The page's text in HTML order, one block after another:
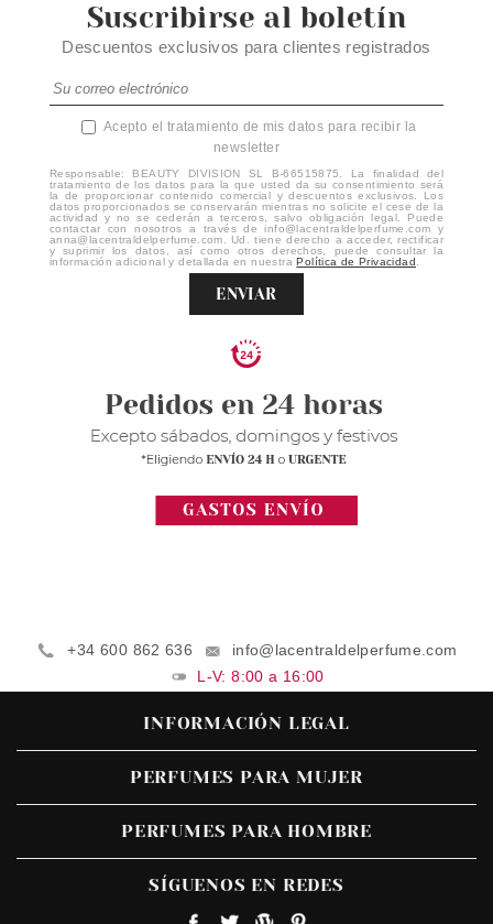
Suscribirse al boletín
Descuentos exclusivos para clientes registrados
Acepto el tratamiento de mis datos para recibir la
newsletter
Responsable: BEAUTY DIVISION SL B-66515875. La finalidad del
tratamiento de los datos para la que usted da su consentimiento será
la de proporcionar contenido comercial y descuentos exclusivos. Los
datos proporcionados se conservarán mientras no solicite el cese de la
actividad y no se cederán a terceros, salvo obligación legal. Puede
contactar con nosotros a través de info@lacentraldelperfume.com y
anna@lacentraldelperfume.com. Ud. tiene derecho a acceder, rectificar
y suprimir los datos, así como otros derechos, puede consultar la
información adicional y detallada en nuestraPolítica de Privacidad
ENVIAR
+34 600 862 636
info@lacentraldelperfume.com
L-V: 8:00 a 16:00
INFORMACIÓN LEGAL
PERFUMES PARA MUJER
PERFUMES PARA HOMBRE
SÍGUENOS EN REDES